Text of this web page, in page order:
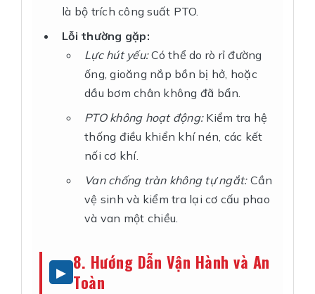
là bộ trích công suất PTO.
Lỗi thường gặp:
Lực hút yếu:Có thể do rò rỉ đường
ống, gioăng nắp bồn bị hở, hoặc
dầu bơm chân không đã bẩn.
PTO không hoạt động:Kiểm tra hệ
thống điều khiển khí nén, các kết
nối cơ khí.
Van chống tràn không tự ngắt:Cần
vệ sinh và kiểm tra lại cơ cấu phao
và van một chiều.
8. Hướng Dẫn Vận Hành và An
Toàn